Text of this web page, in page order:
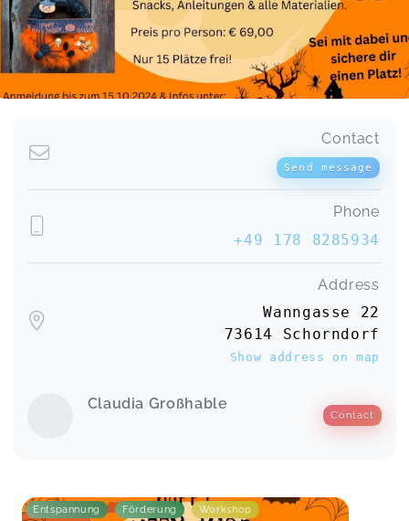
Contact
Send message
Phone
+49 178 8285934
Address
Wanngasse 22
73614 Schorndorf
Show address on map
Claudia Großhable
Contact
Entspannung Förderung Workshop